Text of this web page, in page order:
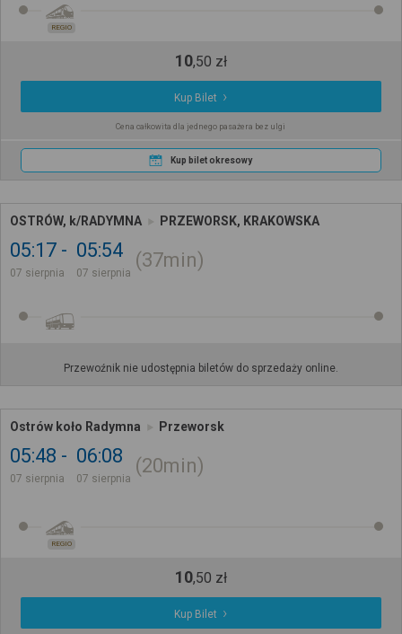
REGIO
10,50 zł
Kup Bilet
Cena całkowita dla jednego pasażera bez ulgi
Kup bilet okresowy
OSTRÓW, k/RADYMNA PRZEWORSK, KRAKOWSKA
05:17
07 sierpnia
05:54
07 sierpnia
37min
Przewoźnik nie udostępnia biletów do sprzedaży online.
Ostrów koło Radymna Przeworsk
05:48
07 sierpnia
06:08
07 sierpnia
20min
REGIO
10,50 zł
Kup Bilet